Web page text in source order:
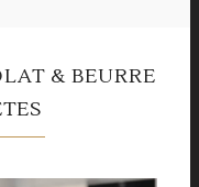
& BEURRE